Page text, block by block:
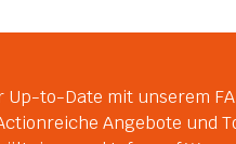
Up-to-Date mit unserem
Angebote und